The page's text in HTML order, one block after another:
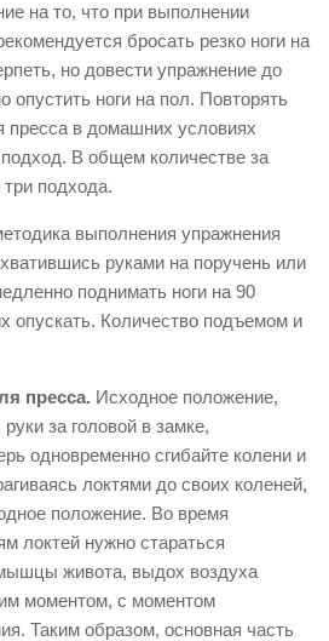
на то, что при выполнении
бросать резко ноги на
но довести упражнение до
опустить ноги на пол. Повторять
пресса в домашних условиях
В общем количестве за
подхода.
выполнения упражнения
руками на поручень или
поднимать ноги на 90
опускать. Количество подъемом и
пресса. Исходное положение,
за головой в замке,
одновременно сгибайте колени и
локтями до своих коленей,
положение. Во время
локтей нужно стараться
живота, выдох воздуха
моментом, с моментом
Таким образом, основная часть